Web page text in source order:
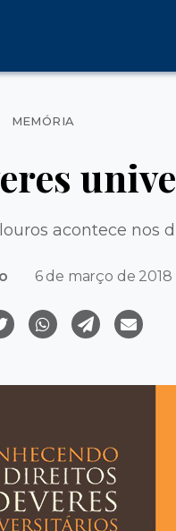
Categorias
MEMÓRIA
acontece nos
6 de março de 2018